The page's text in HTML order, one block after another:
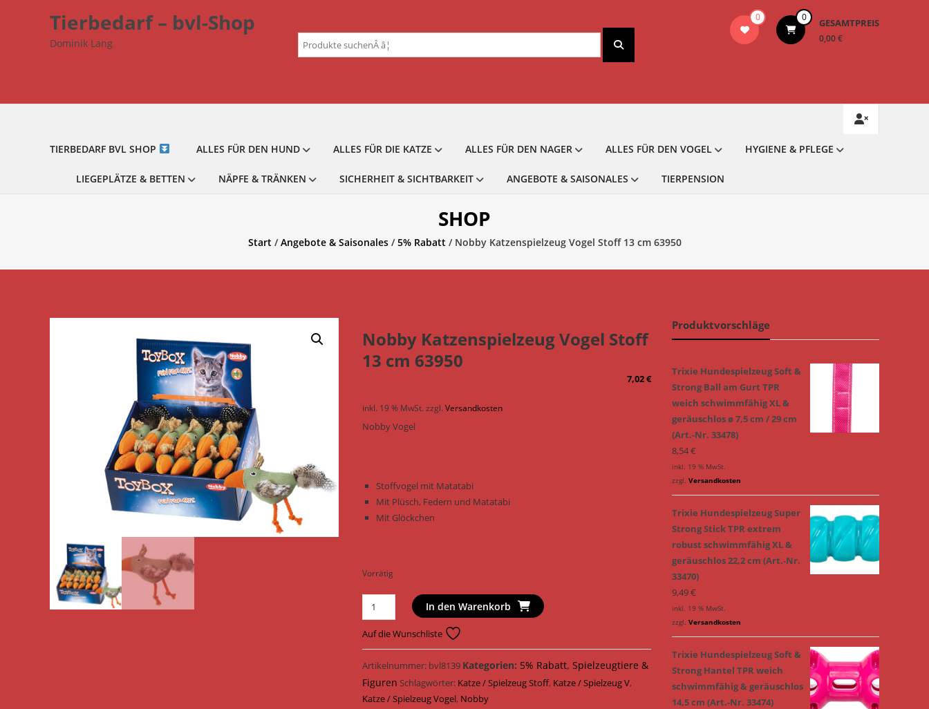
Tierbedarf – bvl-Shop
Dominik Lang
0 0 GESAMTPREIS
0,00 €
Suchen
nach:
TIERBEDARF BVL SHOP ALLES FÜR DEN HUND ALLES FÜR DIE KATZE ALLES FÜR DEN NAGER ALLES FÜR DEN VOGEL HYGIENE & PFLEGE
LIEGEPLÄTZE & BETTEN NÄPFE & TRÄNKEN SICHERHEIT & SICHTBARKEIT ANGEBOTE & SAISONALES TIERPENSION
SHOP
Start/Angebote & Saisonales/5% Rabatt/ Nobby Katzenspielzeug Vogel Stoff 13 cm 63950
Nobby Katzenspielzeug Vogel Stoff
13 cm 63950
7,02€
inkl. 19 % MwSt. zzgl.Versandkosten
Nobby Vogel
Stoffvogel mit Matatabi
Mit Plüsch, Federn und Matatabi
Mit Glöckchen
Vorrätig
Nobby
Katzenspielzeug
Vogel
Stoff
13
cm
63950
In den Warenkorb
Auf die Wunschliste
Artikelnummer: bvl8139 Kategorien: 5% Rabatt,Spielzeugtiere &
Figuren Schlagwörter: Katze / Spielzeug Stoff, Katze / Spielzeug V,
Katze / Spielzeug Vogel, Nobby
Produktvorschläge
Trixie Hundespielzeug Soft &
Strong Ball am Gurt TPR
weich schwimmfähig XL &
geräuschlos ø 7,5 cm / 29 cm
(Art.-Nr. 33478)
8,54€
inkl. 19 % MwSt.
zzgl. Versandkosten
Trixie Hundespielzeug Super
Strong Stick TPR extrem
robust schwimmfähig XL &
geräuschlos 22,2 cm (Art.-Nr.
33470)
9,49€
inkl. 19 % MwSt.
zzgl. Versandkosten
Trixie Hundespielzeug Soft &
Strong Hantel TPR weich
schwimmfähig & geräuschlos
14,5 cm (Art.-Nr. 33474)